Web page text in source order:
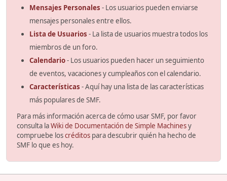
Mensajes Personales - Los usuarios pueden enviarse
mensajes personales entre ellos.
Lista de Usuarios - La lista de usuarios muestra todos los
miembros de un foro.
Calendario- Los usuarios pueden hacer un seguimiento
de eventos, vacaciones y cumpleaños con el calendario.
Características - Aquí hay una lista de las características
más populares de SMF.
Para más información acerca de cómo usar SMF, por favor
consulta laWiki de Documentación de Simple Machinesy
compruebe loscréditos para descubrir quién ha hecho de
SMF lo que es hoy.